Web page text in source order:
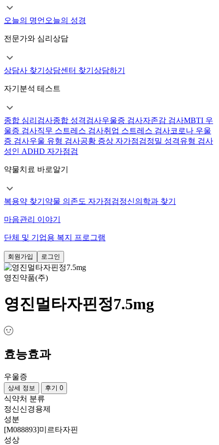
오늘의 명언 오늘의 성경
전문가와 심리상담
상담사 찾기 상담센터 찾기 상담하기
자기분석 테스트
종합 심리검사종합 성격검사우울증 검사자존감 검사MBTI 우
울증 검사직무 스트레스 검사취업 스트레스 검사코로나 우울
증 검사우울 유형 검사공황 증상 자가점검정밀 성격유형 검사
성인 ADHD 자가점검
약물치료 바로알기
복용약 찾기 약물 의존도 자가점검정신의학과 찾기
마음관리 이야기
단체 및 기업용 복지 프로그램
회원가입 로그인
영진약품(주)
영진멀타자핀정7.5mg
효능효과
우울증
상세 정보 후기 0
식약처 분류
정신신경용제
성분
[M088893]미르타자핀
성상